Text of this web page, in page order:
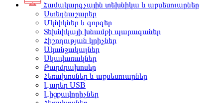
Համակարգչային տեխնիկա և աքսեսուարներ
Ստեղնաշարեր
Մկնիկներ և գորգեր
Տեխնիկայի խնամքի պարագաներ
Հիշողության կրիչներ
Ականջակալներ
Սկավառակներ
Բարձրախոսեր
Հեռախոսներ և աքսեսուարներ
Լարեր USB
Լիցքավորիչներ